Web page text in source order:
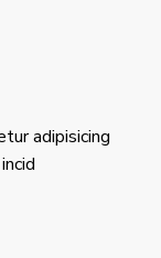
adipisicing